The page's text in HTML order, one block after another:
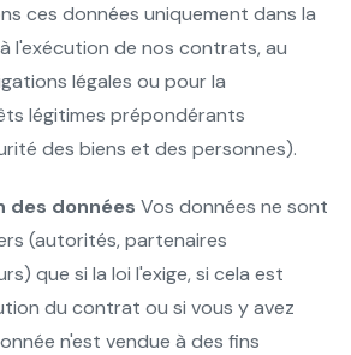
ces données uniquement dans la
l'exécution de nos contrats, au
légales ou pour la
légitimes prépondérants
des biens et des personnes).
des données Vos données ne sont
(autorités, partenaires
que si la loi l'exige, si cela est
du contrat ou si vous y avez
n'est vendue à des fins